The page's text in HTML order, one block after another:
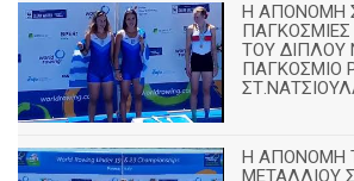
Η ΑΠΟΝΟΜΗ
ΤΟΥ ΔΙΠΛΟΥ
ΠΑΓΚΟΣΜΙΟ
Η ΑΠΟΝΟΜΗ
ΜΕΤΑΛΛΙΟΥ